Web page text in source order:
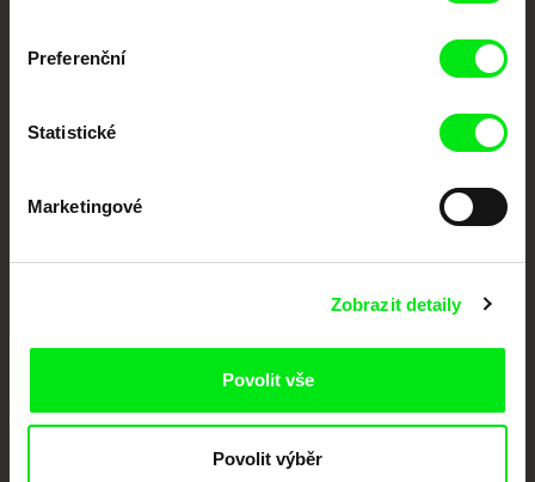
Preferenční
Statistické
Marketingové
Zobrazit detaily
Povolit vše
Povolit výběr